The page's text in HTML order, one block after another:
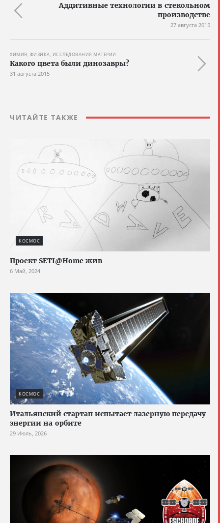
Аддитивные технологии в стекольном
производстве
27 августа 2015
ХИМИЯ, ФИЗИКА, ИССЛЕДОВАНИЯ МАТЕРИИ
Какого цвета были динозавры?
31 августа 2015
ЧИТАЙТЕ ТАКЖЕ
КОСМОС
Проект SETI@Home жив
6 Май, 2024
КОСМОС
Итальянский стартап испытает лазерную передачу
энергии на орбите
29 Июль, 2026